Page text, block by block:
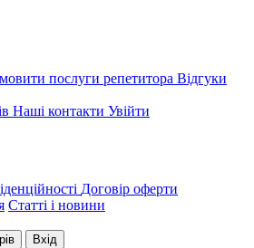
послуги репетитора Відгуки
Наші контакти Увійти
Договір оферти
Статті і новини
Вхід